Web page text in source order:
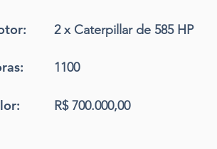
2 x Caterpillar de 585 HP
1100
R$ 700.000,00